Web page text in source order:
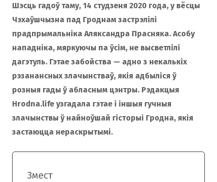
Шэсць гадоў таму, 14 студзеня 2020 года, у вёсцы
Чэхаўшчызна пад Гроднам застрэлілі
прадпрымальніка Аляксандра Прасняка. Асобу
нападніка, мяркуючы па ўсім, не высветлілі
дагэтуль. Гэтае забойства — адно з некалькіх
рэзанансных злачынстваў, якія адбыліся ў
розныя гады ў абласным цэнтры. Рэдакцыя
Hrodna.life узгадала гэтае і іншыя гучныя
злачынствы ў найноўшай гісторыі Гродна, якія
застаюцца нераскрытымі.
Змест